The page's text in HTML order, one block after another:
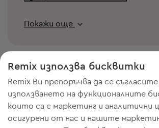
Покажи още
Remix използва бисквитки
Remix Ви препоръчва да се съгласите
използването на функционалните
които са с маркетинг и аналитични
осигурени от нас и нашите